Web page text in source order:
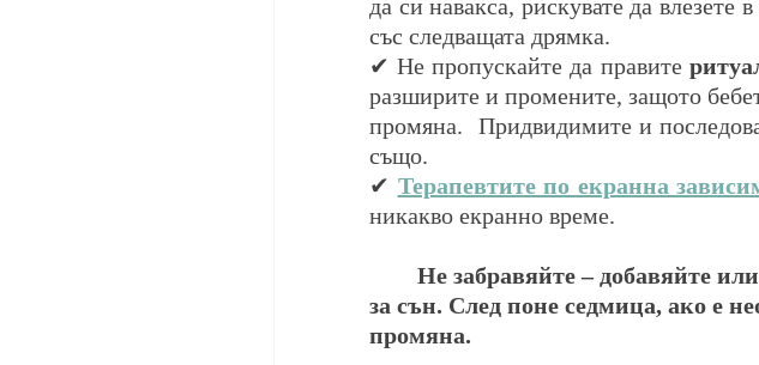
да си навакса, рискувате да влезете
със следващата дрямка.
✔ Не пропускайте да правите
разширите и промените, защото
промяна.  Придвидимите и
също.
✔ Терапевтите по екранна
никакво екранно време.
Не забравяйте – добавяйте
за сън. След поне седмица, ако е
промяна.